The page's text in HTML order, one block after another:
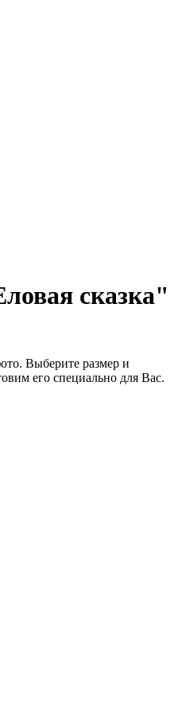
сказка"
Выберите размер и
его специально для Вас.